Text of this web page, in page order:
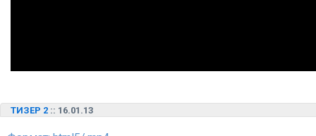
ТИЗЕР 2 :: 16.01.13